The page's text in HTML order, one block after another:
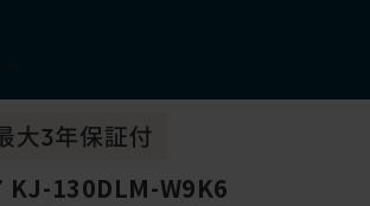
KJ-130DLM-W9K6